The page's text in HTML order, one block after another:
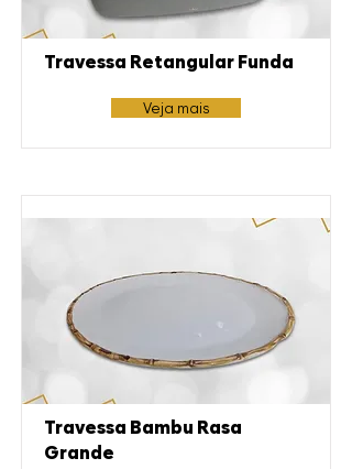
Travessa Retangular Funda
Veja mais
Travessa Bambu Rasa
Grande